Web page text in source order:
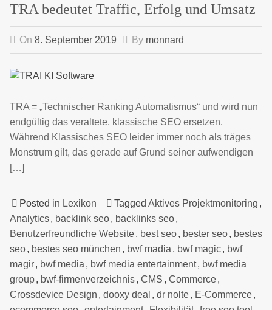
TRA bedeutet Traffic, Erfolg und Umsatz
On 8. September 2019 By monnard
TRA = „Technischer Ranking Automatismus“ und wird nun
endgültig das veraltete, klassische SEO ersetzen.
Während Klassisches SEO leider immer noch als träges
Monstrum gilt, das gerade auf Grund seiner aufwendigen
[…]
Posted in Lexikon Tagged Aktives Projektmonitoring ,
Analytics, backlink seo, backlinks seo,
Benutzerfreundliche Website, best seo, bester seo, bestes
seo, bestes seo münchen , bwf madia , bwf magic, bwf
magir, bwf media , bwf media entertainment, bwf media
group, bwf-firmenverzeichnis, CMS , Commerce,
Crossdevice Design , dooxy deal , dr nolte, E-Commerce,